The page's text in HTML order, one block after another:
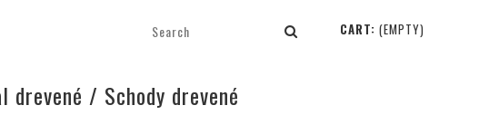
CART: (EMPTY)
/ Schody drevené